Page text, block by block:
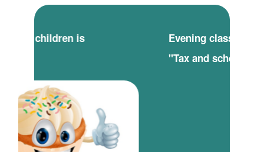
Evening classes for the project